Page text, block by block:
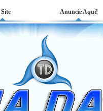
Anuncie Aqui!